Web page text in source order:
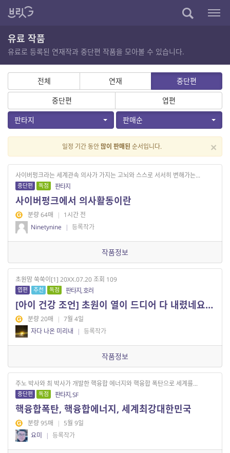
유료 작품
유료로 등록된 연재작과 중단편 작품을 모아볼 수 있습니다.
전체 연재
중단편
중단편
엽편
판타지
판매순
×
일정 기간 동안많이 판매된 순서입니다.
사이버펑크라는 세계관속 의사가 가지는 고뇌와 스스로 서서히 변해가는...
중단편 독점 판타지
사이버펑크에서 의사활동이란
분량 64매 | 1시간 전
Ninetynine
| 등록작가
작품정보
초원맘 쑥쑥이[1] 20XX.07.20 조회 109
엽편 추천 독점 판타지, 호러
[아이 건강 조언] 초원이 열이 드디어 다 내렸네요ㅜㅜ
분량 20매 | 7월 4일
자다 나온 미리내
| 등록작가
작품정보
주노 박사와 최 박사가 개발한 핵융합 에너지와 핵융합 폭탄으로 세계를...
중단편 독점 판타지, SF
핵융합폭탄, 핵융합에너지, 세계최강대한민국
분량 95매 | 5월 9일
요미
| 등록작가